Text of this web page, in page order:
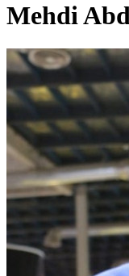
Mehdi